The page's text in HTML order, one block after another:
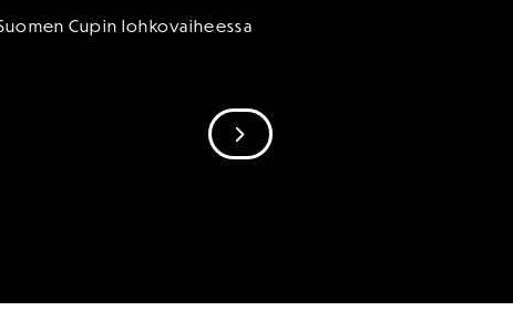
Cupin lohkovaiheessa
SIIRRY SEURAAVAAN